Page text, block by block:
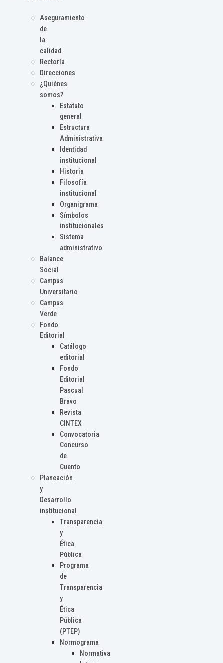
Aseguramiento
de
la
calidad
Rectoría
Direcciones
¿Quiénes
somos?
Estatuto
general
Estructura
Administrativa
Identidad
institucional
Historia
Filosofía
institucional
Organigrama
Símbolos
institucionales
Sistema
administrativo
Balance
Social
Campus
Universitario
Campus
Verde
Fondo
Editorial
Catálogo
editorial
Fondo
Editorial
Pascual
Bravo
Revista
CINTEX
Convocatoria
Concurso
de
Cuento
Planeación
y
Desarrollo
institucional
Transparencia
y
Ética
Pública
Programa
de
Transparencia
y
Ética
Pública
(PTEP)
Normograma
Normativa